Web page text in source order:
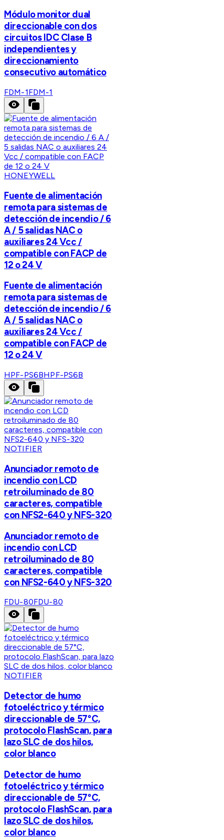
Módulo monitor dual
direccionable con dos
circuitos IDC Clase B
independientes y
direccionamiento
consecutivo automático
FDM-1FDM-1
HONEYWELL
Fuente de alimentación
remota para sistemas de
detección de incendio / 6
A / 5 salidas NAC o
auxiliares 24 Vcc /
compatible con FACP de
12 o 24 V
Fuente de alimentación
remota para sistemas de
detección de incendio / 6
A / 5 salidas NAC o
auxiliares 24 Vcc /
compatible con FACP de
12 o 24 V
HPF-PS6BHPF-PS6B
NOTIFIER
Anunciador remoto de
incendio con LCD
retroiluminado de 80
caracteres, compatible
con NFS2-640 y NFS-320
Anunciador remoto de
incendio con LCD
retroiluminado de 80
caracteres, compatible
con NFS2-640 y NFS-320
FDU-80FDU-80
NOTIFIER
Detector de humo
fotoeléctrico y térmico
direccionable de 57°C,
protocolo FlashScan, para
lazo SLC de dos hilos,
color blanco
Detector de humo
fotoeléctrico y térmico
direccionable de 57°C,
protocolo FlashScan, para
lazo SLC de dos hilos,
color blanco